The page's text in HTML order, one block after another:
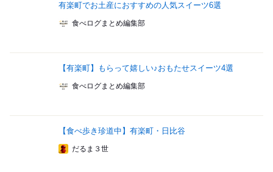
有楽町でお土産におすすめの人気スイーツ6選
食べログまとめ編集部
【有楽町】もらって嬉しい♪おもたせスイーツ4選
食べログまとめ編集部
【食べ歩き珍道中】有楽町・日比谷
だるま３世